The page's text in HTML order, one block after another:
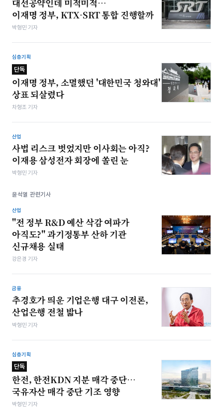
대선공약인데 미적미적…
이재명 정부, KTX-SRT 통합 진행할까
박형민 기자
심층기획
단독
이재명 정부, 소멸했던 '대한민국 청와대'
상표 되살렸다
차형조 기자
산업
사법 리스크 벗었지만 이사회는 아직?
이재용 삼성전자 회장에 쏠린 눈
박형민 기자
윤석열 관련기사
산업
"전 정부 R&D 예산 삭감 여파가
아직도?" 과기정통부 산하 기관
신규채용 실태
강은경 기자
금융
추경호가 띄운 기업은행 대구 이전론,
산업은행 전철 밟나
박형민 기자
심층기획
단독
한전, 한전KDN 지분 매각 중단…
국유자산 매각 중단 기조 영향
박형민 기자